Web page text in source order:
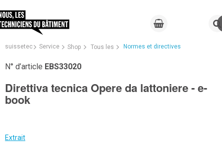
suissetec Service Shop Tous les Normes et directives
N° d’article EBS33020
Direttiva tecnica Opere da lattoniere - e-
book
Extrait